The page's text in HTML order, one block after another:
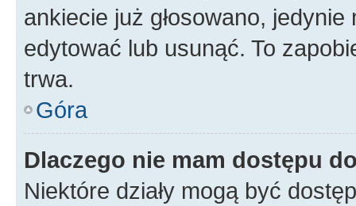
ankiecie już głosowano,
edytować lub usunąć. To
trwa.
Góra
Dlaczego nie mam dostępu
Niektóre działy mogą być